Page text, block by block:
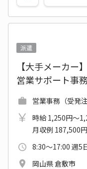
派遣
【大手メーカ
営業サポート事
営業事務（受発
時給 1,250円～
月収例 187,500
8:30～17:00 週5
岡山県 倉敷市